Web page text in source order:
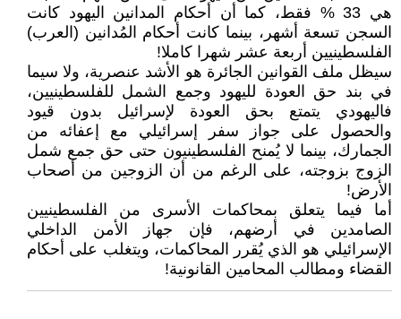
هي 33 % فقط، كما أن أحكام المدانين اليهود كانت
السجن تسعة أشهر، بينما كانت أحكام المُدانين (العرب)
الفلسطينيين أربعة عشر شهرا كاملا!
سيظل ملف القوانين الجائرة هو الأشد عنصرية، ولا سيما
في بند حق العودة لليهود وجمع الشمل للفلسطينيين،
فاليهودي يتمتع بحق العودة لإسرائيل بدون قيود
والحصول على جواز سفر إسرائيلي مع إعفائه من
الجمارك، بينما لا يُمنح الفلسطينيون حتى حق جمع شمل
الزوج بزوجته، على الرغم من أن الزوجين من أصحاب
الأرض!
أما فيما يتعلق بمحاكمات الأسرى من الفلسطينيين
الصامدين في أرضهم، فإن جهاز الأمن الداخلي
الإسرائيلي هو الذي يُقرر المحاكمات، ويتغلب على أحكام
القضاء ومطالب المحامين القانونية!